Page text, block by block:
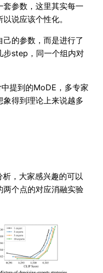
参数，这里其实每一
说应该个性化。
的参数，而是进行了
步step，同一个组内对
提到的MoDE，多专家
得到理论上来说越多
，大家感兴趣的可以
两个点的对应消融实验